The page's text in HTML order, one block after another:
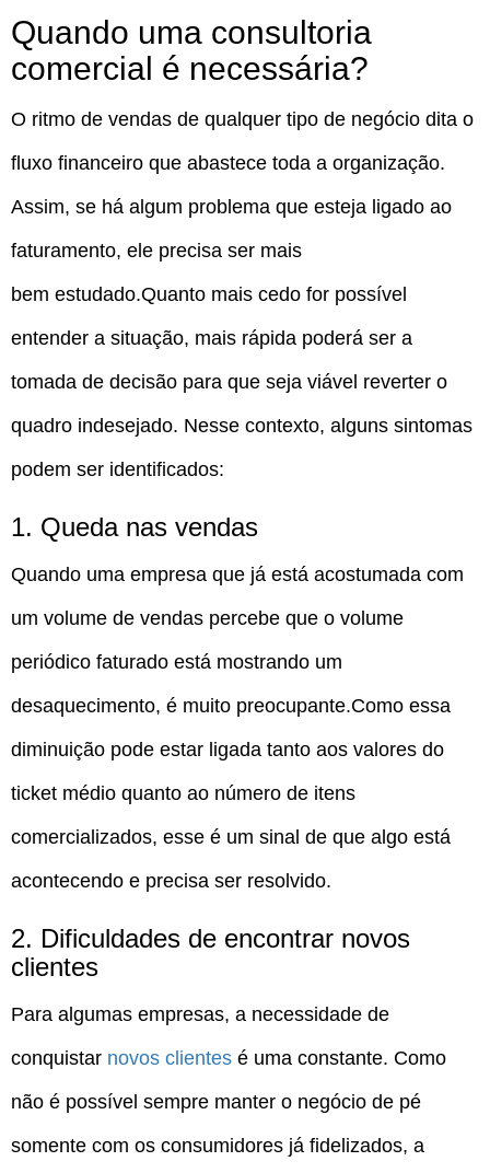
Quando uma consultoria
comercial é necessária?
O ritmo de vendas de qualquer tipo de negócio dita o
fluxo financeiro que abastece toda a organização.
Assim, se há algum problema que esteja ligado ao
faturamento, ele precisa ser mais
bem estudado.Quanto mais cedo for possível
entender a situação, mais rápida poderá ser a
tomada de decisão para que seja viável reverter o
quadro indesejado. Nesse contexto, alguns sintomas
podem ser identificados:
1. Queda nas vendas
Quando uma empresa que já está acostumada com
um volume de vendas percebe que o volume
periódico faturado está mostrando um
desaquecimento, é muito preocupante.Como essa
diminuição pode estar ligada tanto aos valores do
ticket médio quanto ao número de itens
comercializados, esse é um sinal de que algo está
acontecendo e precisa ser resolvido.
2. Dificuldades de encontrar novos
clientes
Para algumas empresas, a necessidade de
conquistar novos clientes é uma constante. Como
não é possível sempre manter o negócio de pé
somente com os consumidores já fidelizados, a